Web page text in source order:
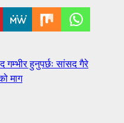
हुनुपर्छः सांसद गैरे
माग